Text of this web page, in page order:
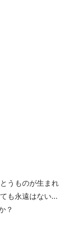
うものが生まれ
も永遠はない…
？